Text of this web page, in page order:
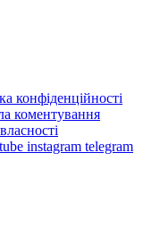
конфіденційності
коментування
instagram telegram